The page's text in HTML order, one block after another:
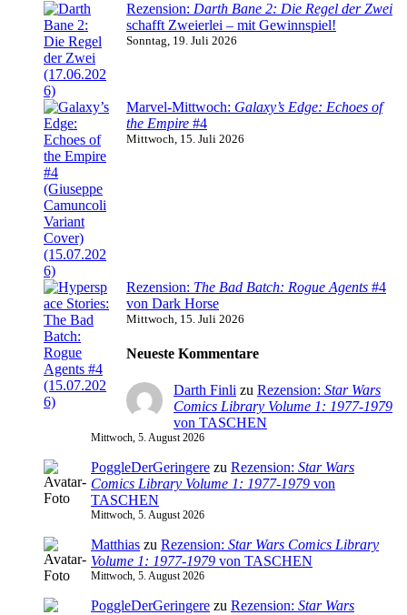
Rezension: Darth Bane 2: Die Regel der Zwei
schafft Zweierlei – mit Gewinnspiel!
Sonntag, 19. Juli 2026
Marvel-Mittwoch: Galaxy’s Edge: Echoes of
the Empire #4
Mittwoch, 15. Juli 2026
Rezension: The Bad Batch: Rogue Agents #4
von Dark Horse
Mittwoch, 15. Juli 2026
Neueste Kommentare
Darth Finli zu Rezension: Star Wars
Comics Library Volume 1: 1977-1979
von TASCHEN
Mittwoch, 5. August 2026
PoggleDerGeringere zu Rezension: Star Wars
Comics Library Volume 1: 1977-1979 von
TASCHEN
Mittwoch, 5. August 2026
Matthias zu Rezension: Star Wars Comics Library
Volume 1: 1977-1979 von TASCHEN
Mittwoch, 5. August 2026
PoggleDerGeringere zu Rezension: Star Wars